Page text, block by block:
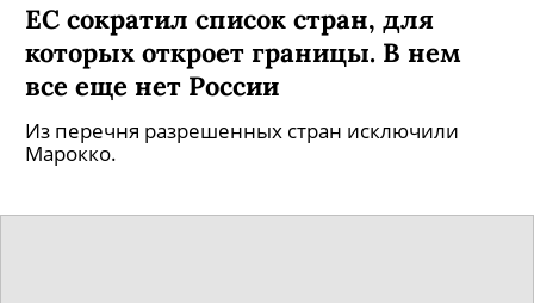
ЕС сократил список стран, для
которых откроет границы. В нем
все еще нет России
Из перечня разрешенных стран исключили
Марокко.